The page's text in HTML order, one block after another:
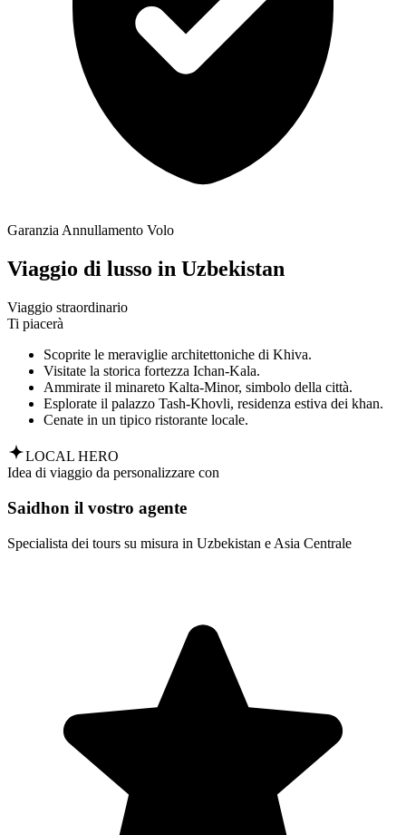
Garanzia Annullamento Volo
Viaggio di lusso in Uzbekistan
Viaggio straordinario
Ti piacerà
Scoprite le meraviglie architettoniche di Khiva.
Visitate la storica fortezza Ichan-Kala.
Ammirate il minareto Kalta-Minor, simbolo della città.
Esplorate il palazzo Tash-Khovli, residenza estiva dei khan.
Cenate in un tipico ristorante locale.
LOCAL HERO
Idea di viaggio da personalizzare con
Saidhon il vostro agente
Specialista dei tours su misura in Uzbekistan e Asia Centrale